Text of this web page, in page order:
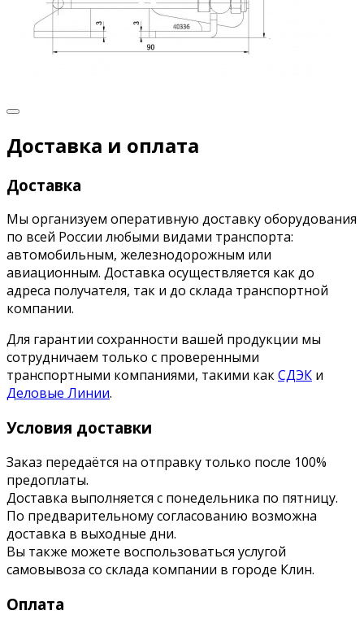
Доставка и оплата
Доставка
Мы организуем оперативную доставку оборудования
по всей России любыми видами транспорта:
автомобильным, железнодорожным или
авиационным. Доставка осуществляется как до
адреса получателя, так и до склада транспортной
компании.
Для гарантии сохранности вашей продукции мы
сотрудничаем только с проверенными
транспортными компаниями, такими какСДЭК и
Деловые Линии.
Условия доставки
Заказ передаётся на отправку только после 100%
предоплаты.
Доставка выполняется с понедельника по пятницу.
По предварительному согласованию возможна
доставка в выходные дни.
Вы также можете воспользоваться услугой
самовывоза со склада компании в городе Клин.
Оплата